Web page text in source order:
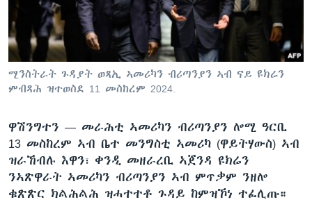
ቂሔ ጽልሚ
ቋንቋታት
ሚንስትራት ጉዳያት ወጻኢ ኣመሪካን ብሪጣንያን ኣብ ናይ ዩክሬን
ምብጻሕ ዝተወስደ 11 መስከረም 2024.
ዋሽንግተን — መራሕቲ ኣመሪካን ብሪጣንያን ሎሚ ዓርቢ
13 መስከረም ኣብ ቤተ መንግስቲ ኣመሪካ (ዋይትሃውስ) ኣብ
ዝራኸብሉ እዋን፣ ቀንዲ መዘራረቢ ኣጀንዳ ዩክሬን
ንኣጽዋራት ኣመሪካን ብሪጣንያን ኣብ ምጥቃም ንዘሎ
ቁጽጽር ክልሕልሕ ዝሓተተቶ ጉዳይ ከምዝኾነ ተፈሊጡ።